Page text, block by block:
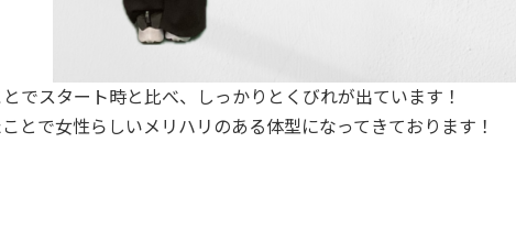
でスタート時と比べ、しっかりとくびれが出ています！
とで女性らしいメリハリのある体型になってきております！